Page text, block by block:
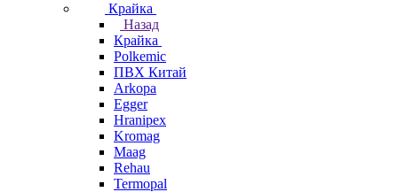
Крайка
Назад
Крайка
Polkemic
ПВХ Китай
Arkopa
Egger
Hranipex
Kromag
Maag
Rehau
Termopal